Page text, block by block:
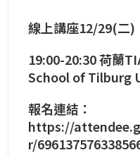
線上講座12/29(二)
19:00-20:30 荷蘭
School of Tilburg
報名連結：
https://
r/